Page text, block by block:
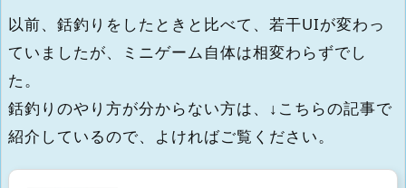
以前、銛釣りをしたときと比べて、若干UIが変わっ
ていましたが、ミニゲーム自体は相変わらずでし
た。
銛釣りのやり方が分からない方は、↓こちらの記事で
紹介しているので、よければご覧ください。